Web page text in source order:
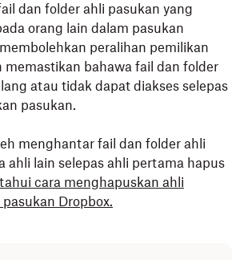
dan folder ahli pasukan yang
orang lain dalam pasukan
peralihan pemilikan
memastikan bahawa fail dan folder
atau tidak dapat diakses selepas
pasukan.
menghantar fail dan folder ahli
ahli lain selepas ahli pertama hapus
cara menghapuskan ahli
Dropbox.